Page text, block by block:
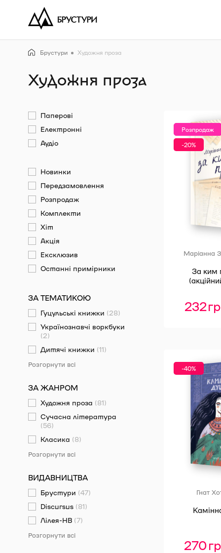
Брустури Художня проза
Художня проза
Паперові
Електронні
Аудіо
Новинки
Передзамовлення
Розпродаж
Комплекти
Хіт
Акція
Ексклюзив
Останні примірники
ЗА ТЕМАТИКОЮ
Гуцульські книжки (28)
Українознавчі воркбуки
(2)
Дитячі книжки (11)
Розгорнути всі
ЗА ЖАНРОМ
Художня проза (81)
Сучасна література
(56)
Класика (8)
Розгорнути всі
ВИДАВНИЦТВА
Брустури (47)
Discursus (81)
Лілея-НВ (7)
Розгорнути всі
За ким
Розпродаж
-20%
232
Маріанна
-40%
270
Гнат